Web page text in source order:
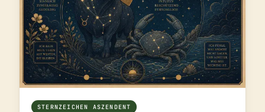
STERNZEICHEN ASZENDENT